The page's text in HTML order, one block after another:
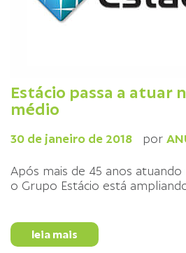
Estácio passa a atuar
médio
30 de janeiro de 2018 por
Após mais de 45 anos
o Grupo Estácio está
leia mais